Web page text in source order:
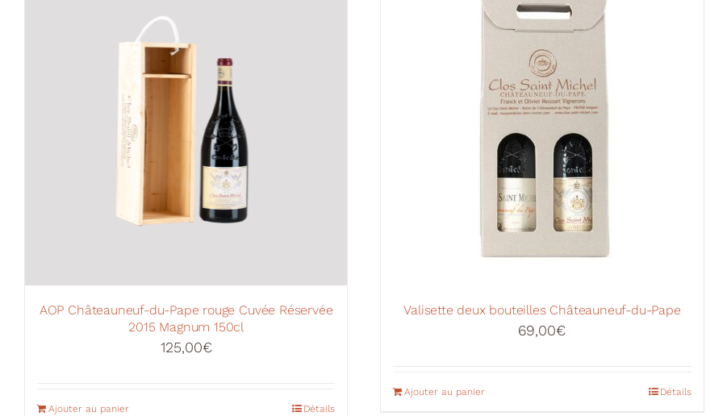
AOP Châteauneuf-du-Pape rouge Cuvée Réservée
2015 Magnum 150cl
125,00€
Ajouter au panier Détails
Valisette deux bouteilles Châteauneuf-du-Pape
69,00€
Ajouter au panier Détails